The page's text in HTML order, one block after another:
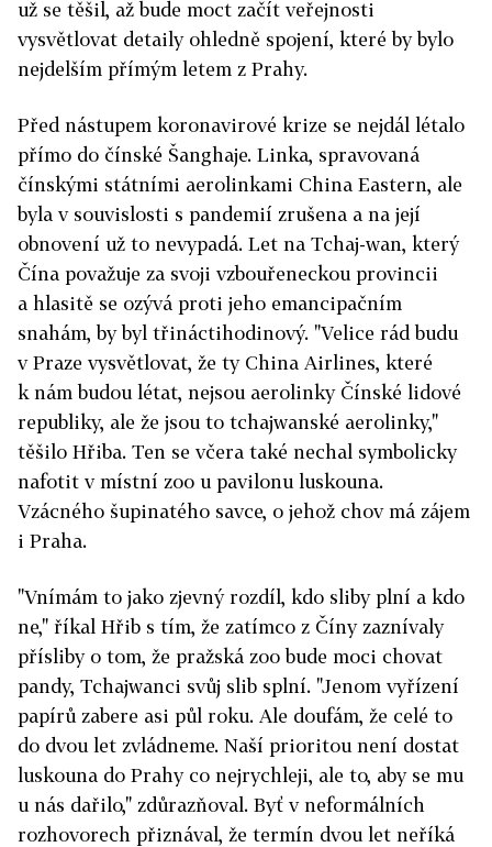
už se těšil, až bude moct začít veřejnosti
vysvětlovat detaily ohledně spojení, které by bylo
nejdelším přímým letem z Prahy.
Před nástupem koronavirové krize se nejdál létalo
přímo do čínské Šanghaje. Linka, spravovaná
čínskými státními aerolinkami China Eastern, ale
byla v souvislosti s pandemií zrušena a na její
obnovení už to nevypadá. Let na Tchaj-wan, který
Čína považuje za svoji vzbouřeneckou provincii
a hlasitě se ozývá proti jeho emancipačním
snahám, by byl třináctihodinový. "Velice rád budu
v Praze vysvětlovat, že ty China Airlines, které
k nám budou létat, nejsou aerolinky Čínské lidové
republiky, ale že jsou to tchajwanské aerolinky,"
těšilo Hřiba. Ten se včera také nechal symbolicky
nafotit v místní zoo u pavilonu luskouna.
Vzácného šupinatého savce, o jehož chov má zájem
i Praha.
"Vnímám to jako zjevný rozdíl, kdo sliby plní a kdo
ne," říkal Hřib s tím, že zatímco z Číny zaznívaly
přísliby o tom, že pražská zoo bude moci chovat
pandy, Tchajwanci svůj slib splní. "Jenom vyřízení
papírů zabere asi půl roku. Ale doufám, že celé to
do dvou let zvládneme. Naší prioritou není dostat
luskouna do Prahy co nejrychleji, ale to, aby se mu
u nás dařilo," zdůrazňoval. Byť v neformálních
rozhovorech přiznával, že termín dvou let neříká